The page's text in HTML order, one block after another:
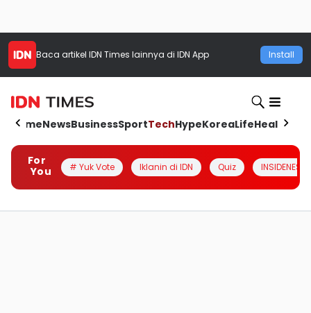
Baca artikel IDN Times lainnya di IDN App Install
HomeNewsBusinessSportTechHypeKoreaLifeHealth
For
You
# Yuk Vote Iklanin di IDN Quiz INSIDENESIA